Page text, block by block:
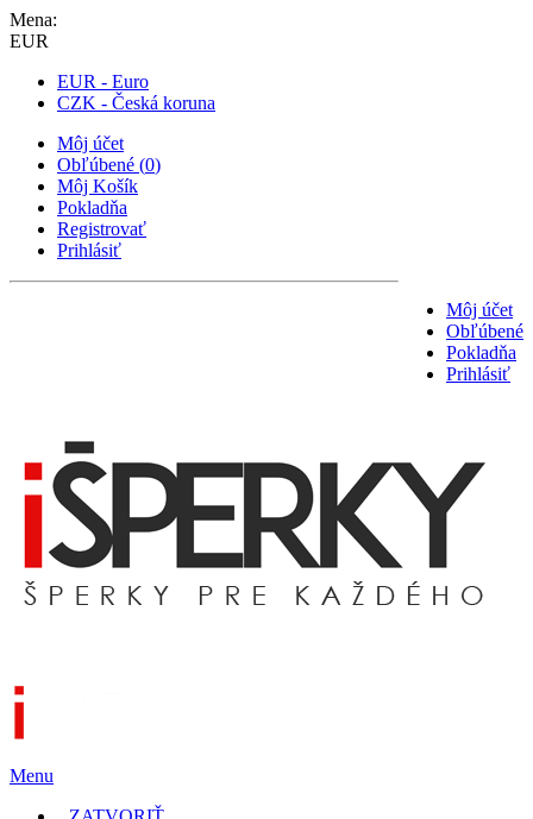
Mena:
EUR
EUR - Euro
CZK - Česká koruna
Môj účet
Obľúbené (0)
Môj Košík
Pokladňa
Registrovať
Prihlásiť
Môj účet
Obľúbené
Pokladňa
Prihlásiť
Menu